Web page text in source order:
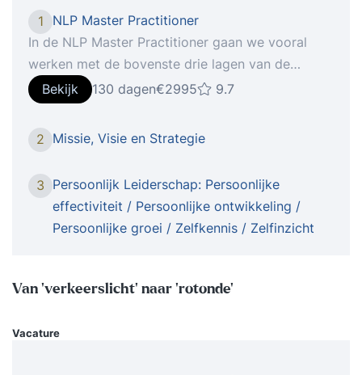
1
NLP Master Practitioner
In de NLP Master Practitioner gaan we vooral
werken met de bovenste drie lagen van de
Logische Niveaus: Waarden & Overtuigingen,
Identiteit en Missie. De NLP Master Practitioner is
Opleiding. In de NLP Master Practitioner vindt er
Waar bij de NLP Practitioner vooral de focus lag
op de onderste drie lagen van de Neurologische
Niveaus, daar werken we in de NLP Master
de Logische Niveaus: Waarden & Overtuigingen,
Bekijk 130 dagen€2995 9.7
2 Missie, Visie en Strategie
3 Persoonlijk Leiderschap: Persoonlijke
effectiviteit / Persoonlijke ontwikkeling /
Persoonlijke groei / Zelfkennis / Zelfinzicht
Van ‘verkeerslicht’ naar ‘rotonde’
Vacature